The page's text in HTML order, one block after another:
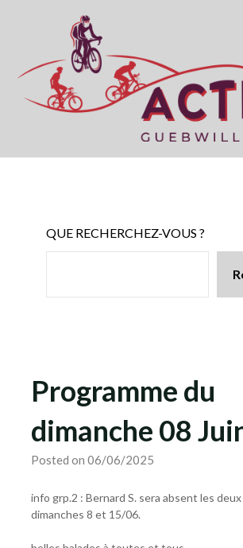
QUE RECHERCHEZ-VOUS ?
Programme du
dimanche 08
Posted on 06/06/2025
info grp.2 : Bernard S. sera absent les
dimanches 8 et 15/06.